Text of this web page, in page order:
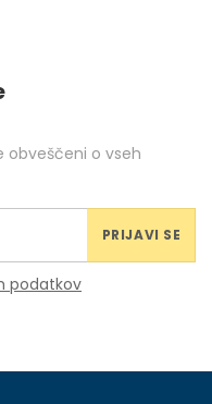
obveščeni o vseh
PRIJAVI SE
podatkov